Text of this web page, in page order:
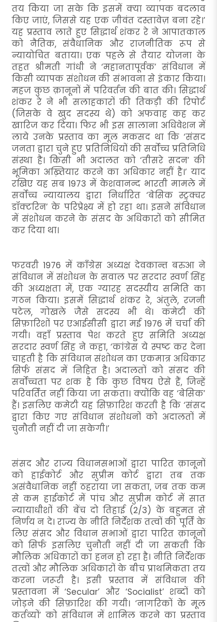
तय किया जा सके कि इसमें क्या व्यापक बदलाव
किए जाएं, जिससे यह एक जीवंत दस्तावेज़ बना रहे।’
यह प्रस्ताव लाते हुए सिद्धार्थ शंकर रे ने आपातकाल
को नैतिक, संवैधानिक और राजनीतिक रूप से
न्यायोचित बताया। एक पहले से तैयार योजना के
तहत श्रीमती गांधी ने ‘महानतापूर्वक’ संविधान में
किसी व्यापक संशोधन की संभावना से इंकार किया।
महज कुछ क़ानूनों में परिवर्तन की बात की। सिद्धार्थ
शंकर रे ने भी सलाहकारों की तिकड़ी की रिपोर्ट
(जिसके वे खुद सदस्य थे) को अफवाह कह कर
खारिज कर दिया। फिर भी इस सालाना अधिवेशन में
लाये उनके प्रस्ताव का मूल मकसद था कि ‘संसद
जनता द्वारा चुने हुए प्रतिनिधियों की सर्वोच्च प्रतिनिधि
संस्था है। किसी भी अदालत को ‘तीसरे सदन’ की
भूमिका अख़्तियार करने का अधिकार नहीं है।’ याद
रखिए यह सब 1973 में केशवानन्द भारती मामले में
सर्वोच्च न्यायालय द्वारा निर्धारित ‘बेसिक स्ट्र्क्चर
डॉक्टरिन’ के परिप्रेक्ष्य में हो रहा था। इसने संविधान
में संशोधन करने के संसद के अधिकारों को सीमित
कर दिया था।
फरवरी 1976 में काँग्रेस अध्यक्ष देवकान्त बरुआ ने
संविधान में संशोधन के सवाल पर सरदार स्वर्ण सिंह
की अध्यक्षता में, एक ग्यारह सदस्यीय समिति का
गठन किया। इसमें सिद्धार्थ शंकर रे, अंतुले, रजनी
पटेल, गोखले जैसे सदस्य भी थे। कमेटी की
सिफ़ारिशों पर एआईसीसी द्वारा मई 1976 में चर्चा की
गयी। वहाँ प्रस्ताव पेश करते हुए समिति अध्यक्ष
सरदार स्वर्ण सिंह ने कहा, ‘कांग्रेस ये स्पष्ट कर देना
चाहती है कि संविधान संशोधन का एकमात्र अधिकार
सिर्फ संसद में निहित है। अदालतों को संसद की
सर्वोच्चता पर शक है कि कुछ विषय ऐसे हैं, जिन्हें
परिवर्तित नहीं किया जा सकता। क्योंकि वह ‘बेसिक’
हैं। इसलिए कमेटी यह सिफ़ारिश करती है कि ‘संसद
द्वारा किए गए संविधान संशोधनों को अदालतों में
चुनौती नहीं दी जा सकेगी।’
संसद और राज्य विधानसभाओं द्वारा पारित क़ानूनों
को हाईकोर्ट और सुप्रीम कोर्ट द्वारा तब तक
असंवैधानिक नहीं ठहराया जा सकता, जब तक कम
से कम हाईकोर्ट में पांच और सुप्रीम कोर्ट में सात
न्यायाधीशों की बेंच दो तिहाई (2/3) के बहुमत से
निर्णय न दे। राज्य के नीति निर्देशक तत्वों की पूर्ति के
लिए संसद और विधान सभाओं द्वारा पारित क़ानूनों
को सिर्फ इसलिए चुनौती नहीं दी जा सकती कि
मौलिक अधिकारों का हनन हो रहा है। नीति निर्देशक
तत्वों और मौलिक अधिकारों के बीच प्राथमिकता तय
करना जरूरी है। इसी प्रस्ताव में संविधान की
प्रस्तावना में ‘Secular’ और ‘Socialist’ शब्दों को
जोड़ने की सिफ़ारिश की गयी। ‘नागरिकों के मूल
कर्तव्यों’ को संविधान में शामिल करने का प्रस्ताव